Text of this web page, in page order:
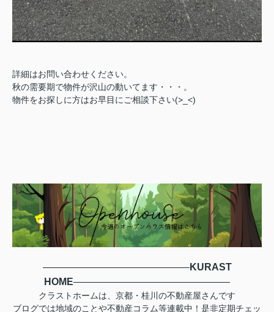
詳細はお問い合わせください。
秋の需要期で物件が沢山の動いてます・・・。
物件をお探しに方はお早目にご相談下さい(>_<)
―――――――――――――――KURAST
HOME――――――――――――――――
クラストホームは、京都・桂川の不動産屋さんです
ブログでは地域のことや不動産コラム等連載中！是非定期チェッ